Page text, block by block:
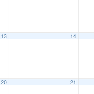
13 14
20 21